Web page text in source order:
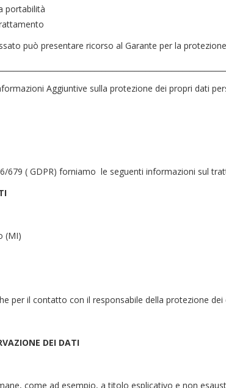
portabilità
può presentare ricorso al Garante per la
Aggiuntive sulla protezione dei propri dati
679 ( GDPR) forniamo le seguenti informazioni sul
(MI)
per il contatto con il responsabile della protezione dei
DEI DATI
come ad esempio, a titolo esplicativo e non